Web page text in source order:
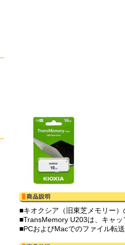
■キオクシア（旧東芝メモリー
■TransMemory U203は、キャ
■PCおよびMacでのファイル転